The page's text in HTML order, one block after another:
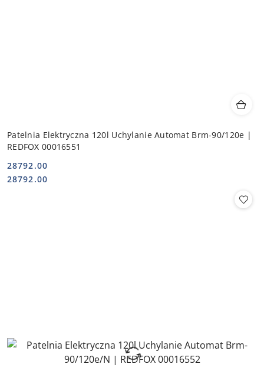
Patelnia Elektryczna 120l Uchylanie Automat Brm-90/120e |
REDFOX 00016551
Cena:
28792.00
Cena:
28792.00